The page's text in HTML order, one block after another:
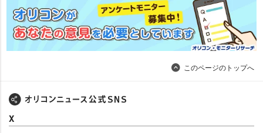
このページのトップへ
X